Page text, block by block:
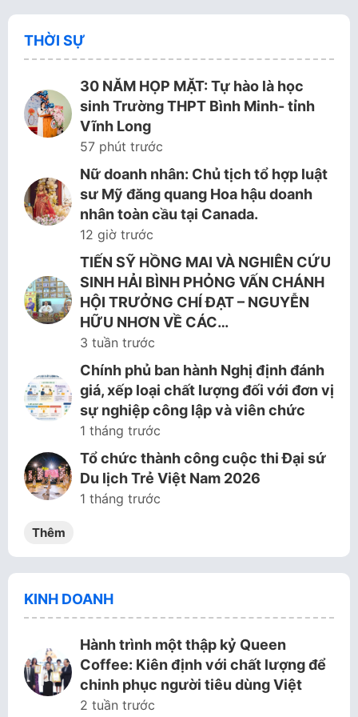
THỜI SỰ
30 NĂM HỌP MẶT: Tự hào là học
sinh Trường THPT Bình Minh- tỉnh
Vĩnh Long
57 phút trước
Nữ doanh nhân: Chủ tịch tổ hợp luật
sư Mỹ đăng quang Hoa hậu doanh
nhân toàn cầu tại Canada.
12 giờ trước
TIẾN SỸ HỒNG MAI VÀ NGHIÊN CỨU
SINH HẢI BÌNH PHỎNG VẤN CHÁNH
HỘI TRƯỞNG CHÍ ĐẠT – NGUYỄN
HỮU NHƠN VỀ CÁC…
3 tuần trước
Chính phủ ban hành Nghị định đánh
giá, xếp loại chất lượng đối với đơn vị
sự nghiệp công lập và viên chức
1 tháng trước
Tổ chức thành công cuộc thi Đại sứ
Du lịch Trẻ Việt Nam 2026
1 tháng trước
Thêm
KINH DOANH
Hành trình một thập kỷ Queen
Coffee: Kiên định với chất lượng để
chinh phục người tiêu dùng Việt
2 tuần trước